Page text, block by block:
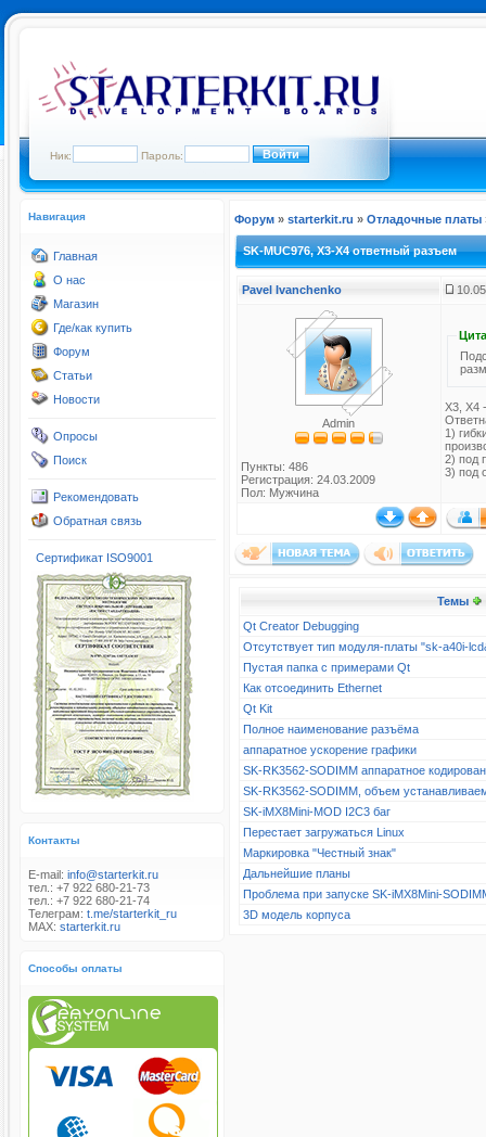
Ник: Пароль:
Навигация
Главная
О нас
Магазин
Где/как купить
Форум
Статьи
Новости
Опросы
Поиск
Рекомендовать
Обратная связь
Сертификат ISO9001
Контакты
E-mail: info@starterkit.ru
тел.: +7 922 680-21-73
тел.: +7 922 680-21-74
Телеграм: t.me/starterkit_ru
MAX: starterkit.ru
Способы оплаты
Форум » starterkit.ru » Отладочные платы
SK-MUC976, Х3-X4 ответный разъем
Pavel Ivanchenko
Admin
Пункты: 486
Регистрация: 24.03.2009
Пол: Мужчина
X3, X4
1)
2) под
3) под
Темы
Qt Creator Debugging
Отсутствует тип модуля-платы "sk-a40i-
Пустая папка с примерами Qt
Как отсоединить Ethernet
Qt Kit
Полное наименование разъёма
аппаратное ускорение графики
SK-RK3562-SODIMM аппаратное
SK-RK3562-SODIMM, объем
SK-iMX8Mini-MOD I2C3 баг
Перестает загружаться Linux
Маркировка "Честный знак"
Дальнейшие планы
Проблема при запуске SK-iMX8Mini-
3D модель корпуса